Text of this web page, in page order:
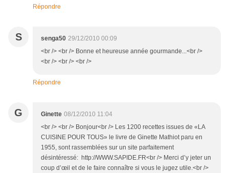
Répondre
S senga50 29/12/2010 00:09
<br /> <br /> Bonne et heureuse année gourmande...<br />
<br /> <br /> <br />
Répondre
G Ginette 08/12/2010 11:04
<br /> <br /> Bonjour<br /> Les 1200 recettes issues de «LA
CUISINE POUR TOUS» le livre de Ginette Mathiot paru en
1955, sont rassemblées sur un site parfaitement
désintéressé: http://WWW.SAPIDE.FR<br /> Merci d’y jeter un
coup d’œil et de le faire connaître si vous le jugez utile.<br />